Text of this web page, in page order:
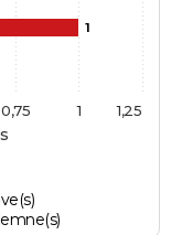
1
1
0,75 1,25